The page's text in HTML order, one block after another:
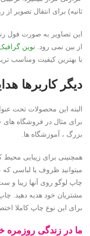
ثانیه) برای انتقال تصویر
این تصاویر به صورت
از بین نمی رود. نوین
با بهترین کیفیت ومناسب
دیگر کاربرها
البته این محصولات تحت
برای مثال در فروشگاه
بزرگ ، آموزشگاه ها.
همچنینی برای زیبایی محیط
میتوانید ظروف یا لباسی که
چاپ لوگو روی آنها زیبا و
مشتریان خود هدیه دهید.
برای این نوع چاپ کاملا
ما در زندگی روزمره